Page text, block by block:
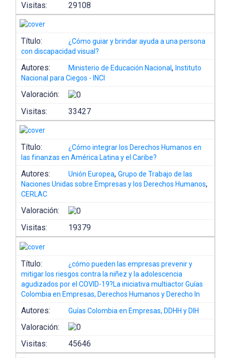
Visitas:
29108
Título:
¿Cómo guiar y brindar ayuda a una persona
con discapacidad visual?
Autores: Ministerio de Educación Nacional,Instituto
Nacional para Ciegos - INCI
Valoración:
Visitas:
33427
Título:
¿Cómo integrar los Derechos Humanos en
las finanzas en América Latina y el Caribe?
Autores: Unión Europea,Grupo de Trabajo de las
Naciones Unidas sobre Empresas y los Derechos Humanos,
CERLAC
Valoración:
Visitas:
19379
Título:
¿cómo pueden las empresas prevenir y
mitigar los riesgos contra la niñez y la adolescencia
agudizados por el COVID-19?La iniciativa multiactor Guías
Colombia en Empresas, Derechos Humanos y Derecho In
Autores: Guías Colombia en Empresas, DDHH y DIH
Valoración:
Visitas:
45646